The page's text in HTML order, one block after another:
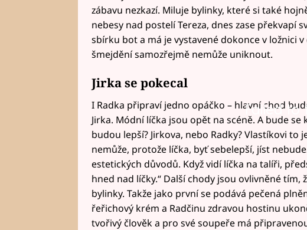
zábavu nezkazí. Miluje bylinky, které si také
nebesy nad postelí Tereza, dnes zase překvapí
sbírku bot a má je vystavené dokonce v ložnici
šmejdění samozřejmě nemůže uniknout.
Jirka se pokecal
Failed to
I Radka připraví jedno opáčko – hlavní chod
Jirka. Módní líčka jsou opět na scéně. A bude
budou lepší? Jirkova, nebo Radky? Vlastíkovi
nemůže, protože líčka, byť sebelepší, jíst
estetických důvodů. Když vidí líčka na talíři,
hned nad líčky.“ Další chody jsou ovlivněné tím,
bylinky. Takže jako první se podává pečená
řeřichový krém a Radčinu zdravou hostinu
tvořivý člověk a pro své soupeře má